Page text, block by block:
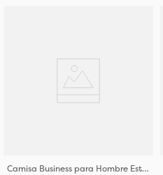
Camisa Business para Hombre Estampada Regular Fit